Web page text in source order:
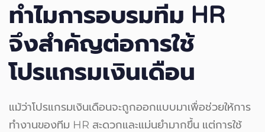
ทำไมการอบรมทีม HR
จึงสำคัญต่อการใช้
โปรแกรมเงินเดือน
แม้ว่าโปรแกรมเงินเดือนจะถูกออกแบบมาเพื่อช่วยให้การ
ทำงานของทีม HR สะดวกและแม่นยำมากขึ้น แต่การใช้